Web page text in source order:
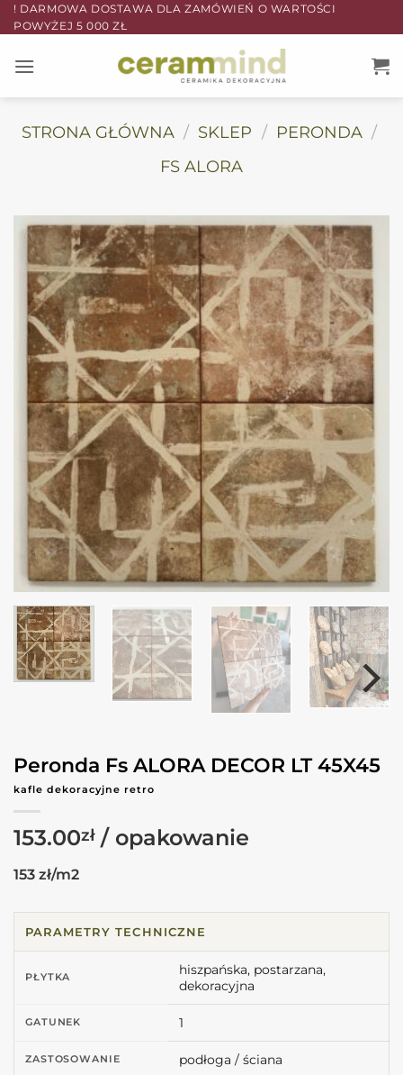
Przewiń
do
! DARMOWA DOSTAWA DLA ZAMÓWIEŃ O WARTOŚCI
POWYŻEJ 5 000 ZŁ
STRONA GŁÓWNA / SKLEP / PERONDA /
FS ALORA
Peronda Fs ALORA DECOR LT 45X45
kafle dekoracyjne retro
153.00zł
153 zł/m2
PARAMETRY TECHNICZNE
PŁYTKA
hiszpańska, postarzana,
dekoracyjna
GATUNEK 1
ZASTOSOWANIE podłoga / ściana